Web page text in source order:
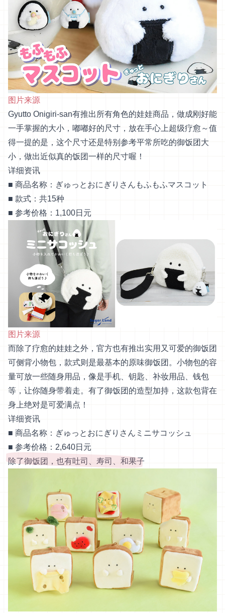
图片来源
Gyutto Onigiri-san有推出所有角色的娃娃商品，做成刚好能
一手掌握的大小，嘟嘟好的尺寸，放在手心上超级疗愈～值
得一提的是，这个尺寸还是特别参考平常所吃的御饭团大
小，做出近似真的饭团一样的尺寸喔！
详细资讯
■ 商品名称：ぎゅっとおにぎりさんもふもふマスコット
■ 款式：共15种
■ 参考价格：1,100日元
图片来源
而除了疗愈的娃娃之外，官方也有推出实用又可爱的御饭团
可侧背小物包，款式则是最基本的原味御饭团。小物包的容
量可放一些随身用品，像是手机、钥匙、补妆用品、钱包
等，让你随身带着走。有了御饭团的造型加持，这款包背在
身上绝对是可爱满点！
详细资讯
■ 商品名称：ぎゅっとおにぎりさんミニサコッシュ
■ 参考价格：2,640日元
除了御饭团，也有吐司、寿司、和果子